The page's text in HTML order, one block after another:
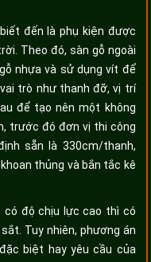
đến là phụ kiện được
Theo đó, sàn gỗ ngoài
nhựa và sử dụng vít để
trò như thanh đỡ, vị trí
để tạo nên một không
trước đó đơn vị thi công
sẵn là 330cm/thanh,
thủng và bắn tắc kê
có độ chịu lực cao thì có
Tuy nhiên, phương án
biệt hay yêu cầu của